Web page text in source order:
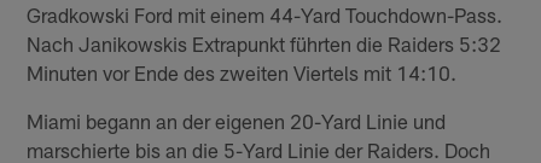
Gradkowski Ford mit einem 44-Yard Touchdown-Pass.
Nach Janikowskis Extrapunkt führten die Raiders 5:32
Minuten vor Ende des zweiten Viertels mit 14:10.
Miami begann an der eigenen 20-Yard Linie und
marschierte bis an die 5-Yard Linie der Raiders. Doch